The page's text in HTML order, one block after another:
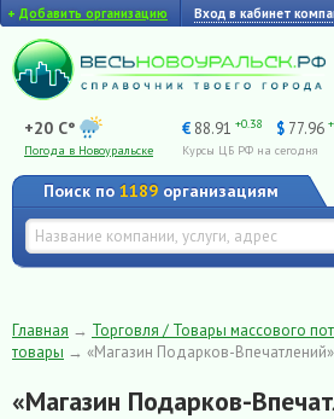
+ Добавить организацию Вход в кабинет
+20 C°
Погода в Новоуральске
€ 88.91 +0.38 $ 77.96
Курсы ЦБ РФ на сегодня
Поиск по 1189 организациям
Главная → Торговля / Товары массового
товары → «Магазин Подарков-Впечатлений»
«Магазин Подарков-